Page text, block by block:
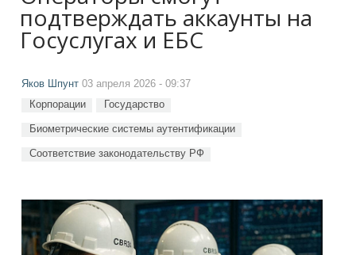
подтверждать аккаунты на
Госуслугах и ЕБС
Яков Шпунт 03 апреля 2026 - 09:37
Корпорации Государство
Биометрические системы аутентификации
Соответствие законодательству РФ